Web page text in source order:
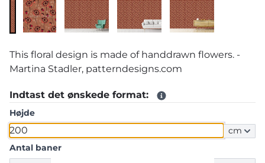
This floral design is made of handdrawn flowers. -
Martina Stadler, patterndesigns.com
Indtast det ønskede format:
Højde
cm
Antal baner